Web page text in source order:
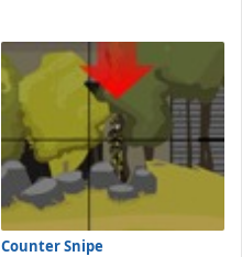
Counter Snipe